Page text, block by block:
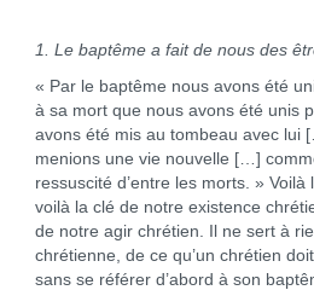
1. Le baptême a fait de nous des
« Par le baptême nous avons été
à sa mort que nous avons été unis
avons été mis au tombeau avec lui
menions une vie nouvelle […]
ressuscité d’entre les morts. »
voilà la clé de notre existence
de notre agir chrétien. Il ne sert à
chrétienne, de ce qu’un chrétien
sans se référer d’abord à son